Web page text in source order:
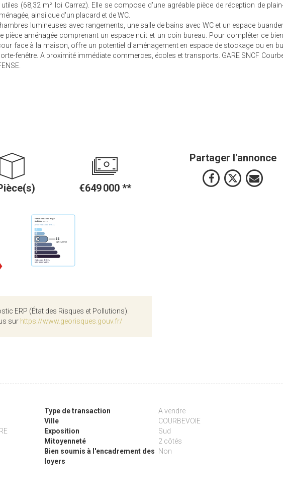
(68,32 m² loi Carrez). Elle se compose d'une agréable pièce de réception de
ainsi que d'un placard et de WC.
lumineuses avec rangements, une salle de bains avec WC et un espace
pièce aménagée comprenant un espace nuit et un coin bureau. Pour compléter ce
face à la maison, offre un potentiel d'aménagement en espace de stockage ou en
fenêtre. A proximité immédiate commerces, écoles et transports. GARE SNCF
€649 000**
ERP (État des Risques et Pollutions).
sur https://www.georisques.gouv.fr/
Partager l'annonce
Type de transaction
A vendre
Ville
COURBEVOIE
Exposition
Sud
Mitoyenneté
2 côtés
Bien soumis à l'encadrement des
loyers
Non